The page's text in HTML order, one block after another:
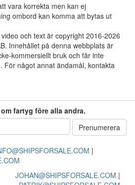
vara korrekta men kan ej
ombord kan komma att bytas ut
och text är copyright 2016-2026
Innehållet på denna webbplats är
kommersiellt bruk och får inte
För något annat ändamål, kontakta
fartyg före alla andra.
|
JOHAN@SHIPSFORSALE.COM |